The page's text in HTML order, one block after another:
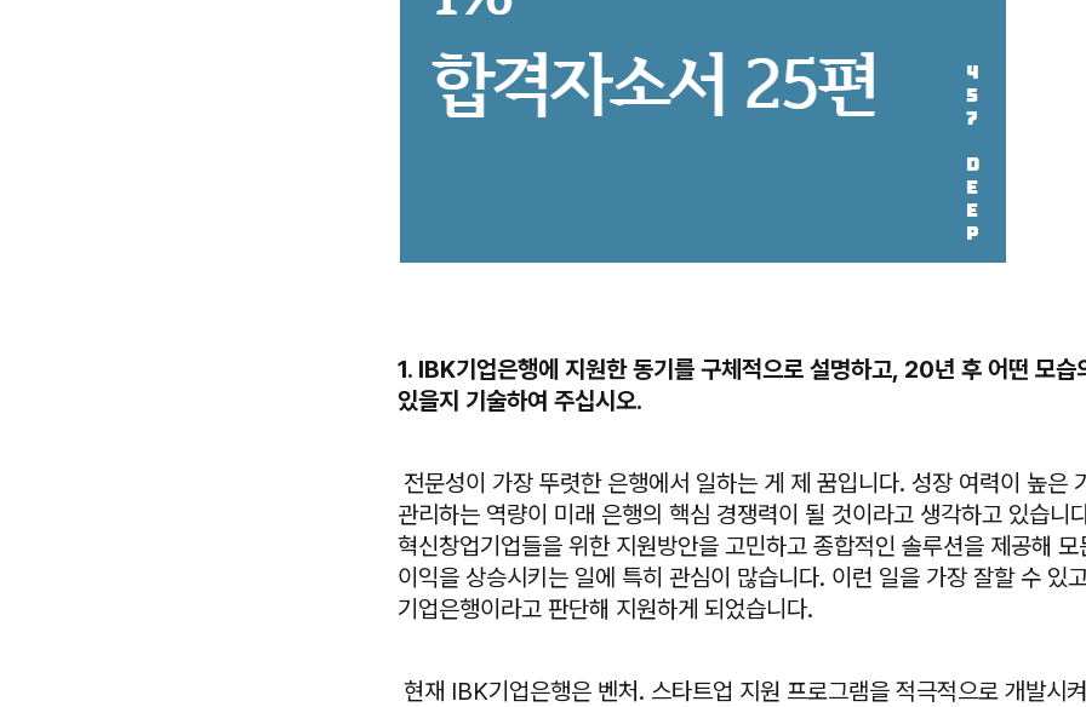
1. IBK기업은행에 지원한 동기를 구체적으로 설명하고, 20년 후 어떤 모습
있을지 기술하여 주십시오.
전문성이 가장 뚜렷한 은행에서 일하는 게 제 꿈입니다. 성장 여력이 높은
관리하는 역량이 미래 은행의 핵심 경쟁력이 될 것이라고 생각하고 있습니
혁신창업기업들을 위한 지원방안을 고민하고 종합적인 솔루션을 제공해 모
이익을 상승시키는 일에 특히 관심이 많습니다. 이런 일을 가장 잘할 수 있
기업은행이라고 판단해 지원하게 되었습니다.
현재 IBK기업은행은 벤처. 스타트업 지원 프로그램을 적극적으로 개발시